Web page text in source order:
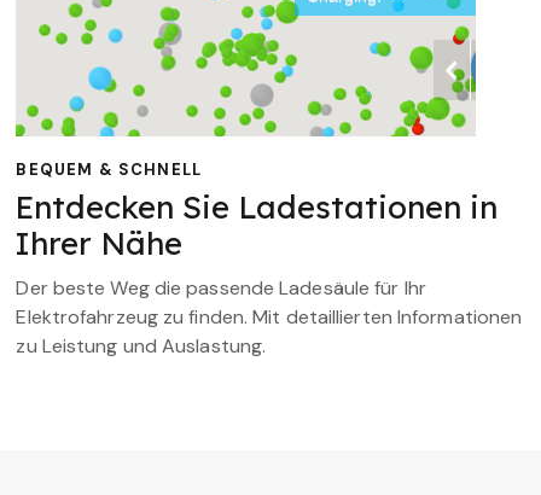
BEQUEM & SCHNELL
Entdecken Sie Ladestationen in
Ihrer Nähe
Der beste Weg die passende Ladesäule für Ihr
Elektrofahrzeug zu finden. Mit detaillierten Informationen
zu Leistung und Auslastung.